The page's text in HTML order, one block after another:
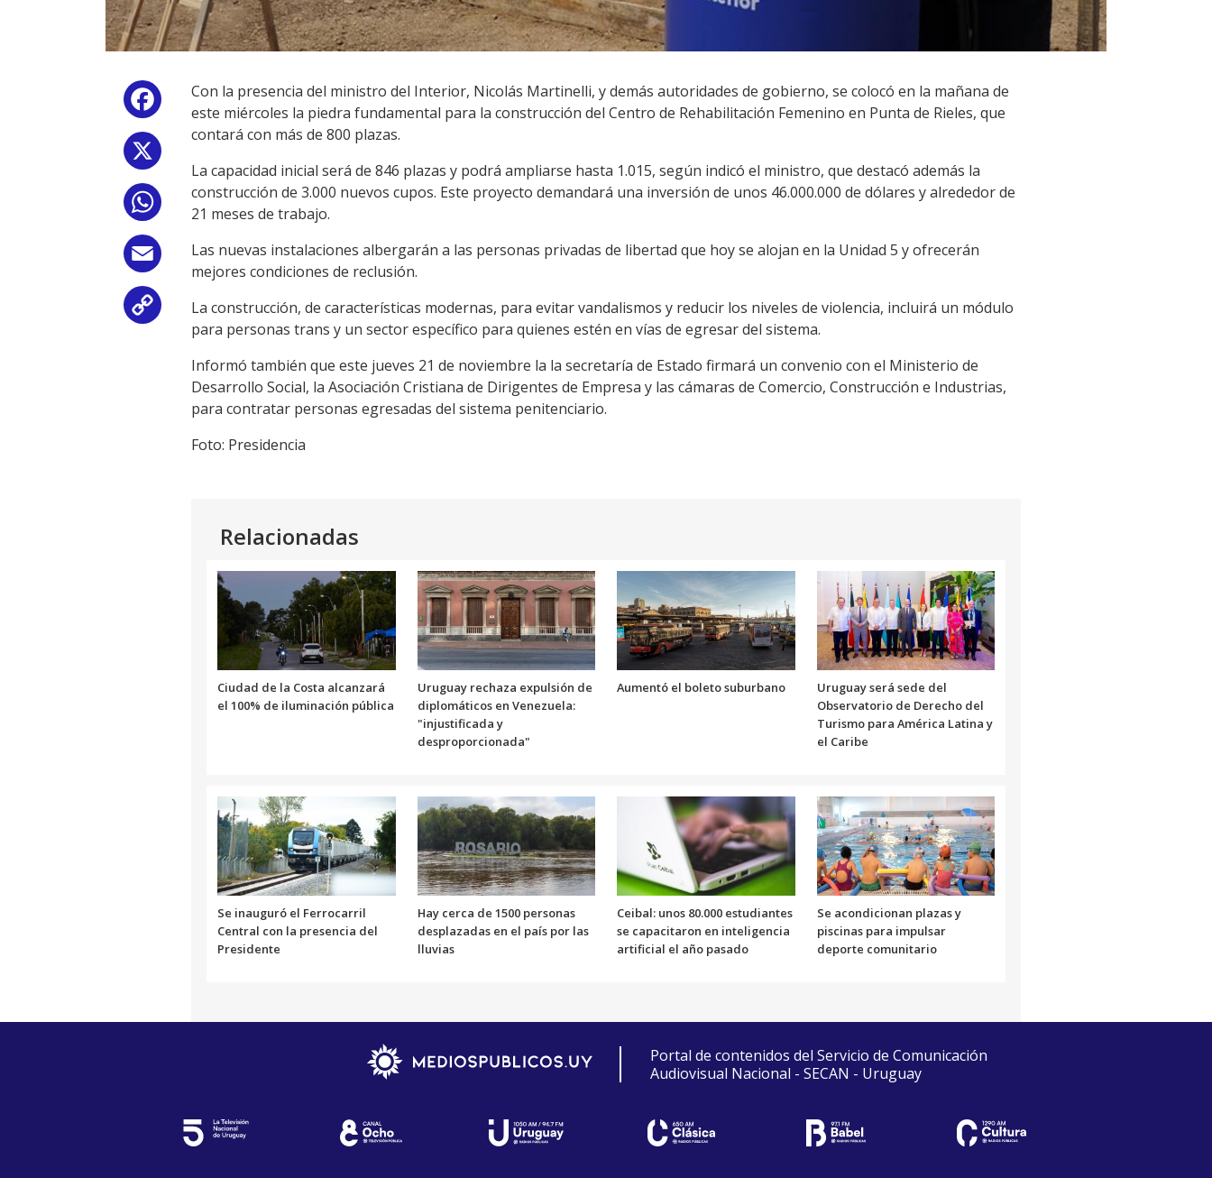
Facebook
WhatsApp
Email
Copy
Con la presencia del ministro del Interior, Nicolás Martinelli, y demás autoridades de gobierno, se colocó en la mañana de
este miércoles la piedra fundamental para la construcción del Centro de Rehabilitación Femenino en Punta de Rieles, que
contará con más de 800 plazas.
La capacidad inicial será de 846 plazas y podrá ampliarse hasta 1.015, según indicó el ministro, que destacó además la
construcción de 3.000 nuevos cupos. Este proyecto demandará una inversión de unos 46.000.000 de dólares y alrededor de
21 meses de trabajo.
Las nuevas instalaciones albergarán a las personas privadas de libertad que hoy se alojan en la Unidad 5 y ofrecerán
mejores condiciones de reclusión.
La construcción, de características modernas, para evitar vandalismos y reducir los niveles de violencia, incluirá un módulo
para personas trans y un sector específico para quienes estén en vías de egresar del sistema.
Informó también que este jueves 21 de noviembre la la secretaría de Estado firmará un convenio con el Ministerio de
Desarrollo Social, la Asociación Cristiana de Dirigentes de Empresa y las cámaras de Comercio, Construcción e Industrias,
para contratar personas egresadas del sistema penitenciario.
Foto: Presidencia
Relacionadas
Ciudad de la Costa alcanzará
el 100% de iluminación pública
Uruguay rechaza expulsión de
diplomáticos en Venezuela:
"injustificada y
desproporcionada"
Aumentó el boleto suburbano
Uruguay será sede del
Observatorio de Derecho del
Turismo para América Latina y
el Caribe
Se inauguró el Ferrocarril
Central con la presencia del
Presidente
Hay cerca de 1500 personas
desplazadas en el país por las
lluvias
Ceibal: unos 80.000 estudiantes
se capacitaron en inteligencia
artificial el año pasado
Se acondicionan plazas y
piscinas para impulsar
deporte comunitario
Portal de contenidos del Servicio de Comunicación
Audiovisual Nacional - SECAN - Uruguay